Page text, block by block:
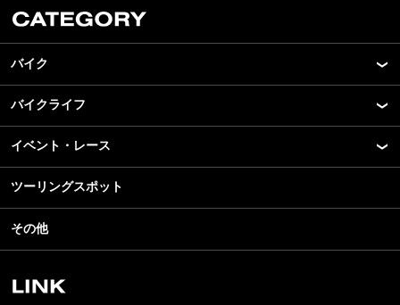
バイク
New Model Show
モデル情報
カスタマイズパーツ
テクノロジー
名車・旧車
ビジネス
バイクライフ
アプリ
ライディングギア
ツーリング
アウトドア
レンタルバイク
イベント・レース
モータースポーツ
イベント
スクール・レッスン
ツーリングスポット
その他